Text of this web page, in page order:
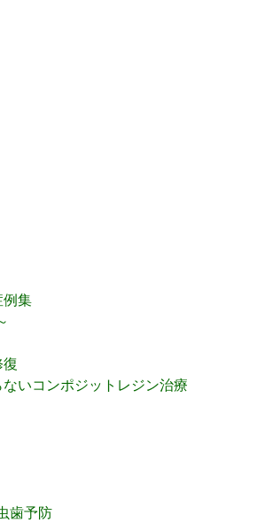
例集
復
いコンポジットレジン治療
歯予防